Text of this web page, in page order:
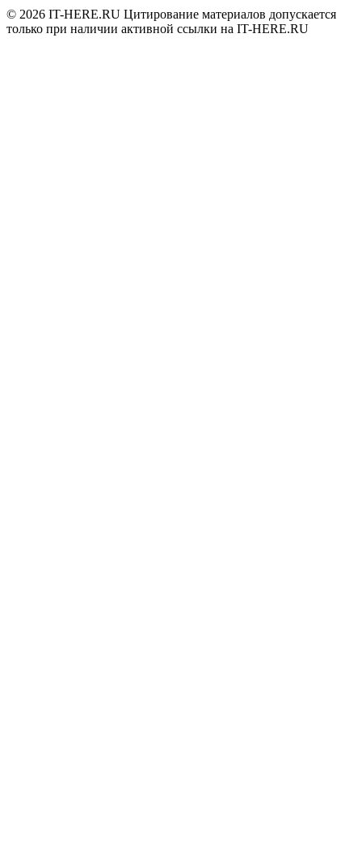
© 2026 IT-HERE.RU Цитирование материалов допускается
только при наличии активной ссылки на IT-HERE.RU